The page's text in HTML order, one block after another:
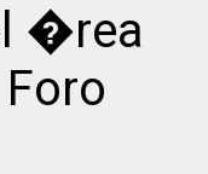
�rea